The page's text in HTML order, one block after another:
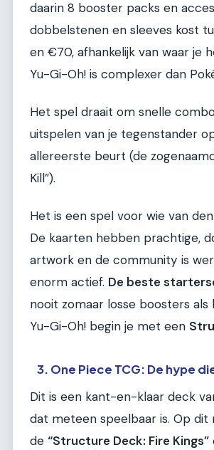
daarin 8 booster packs en
dobbelstenen en sleeves kost
en €70, afhankelijk van waar je
Yu-Gi-Oh! is complexer dan
Het spel draait om snelle
uitspelen van je tegenstander
allereerste beurt (de
Kill”).
Het is een spel voor wie van
De kaarten hebben prachtige,
artwork en de community is
enorm actief. De beste
nooit zomaar losse boosters als
Yu-Gi-Oh! begin je met een
3. One Piece TCG: De hype
Dit is een kant-en-klaar deck
dat meteen speelbaar is. Op dit
de “Structure Deck: Fire Kings”